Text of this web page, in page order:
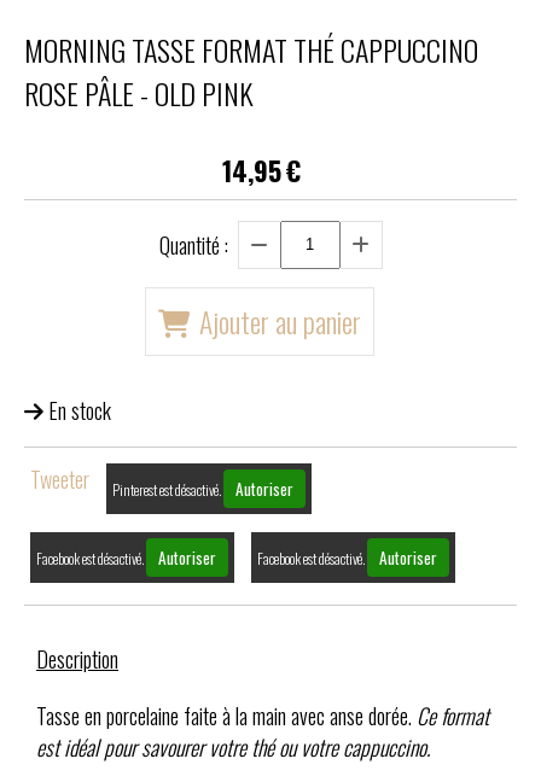
MORNING TASSE FORMAT THÉ CAPPUCCINO
ROSE PÂLE - OLD PINK
14,95€
Quantité :
Ajouter au panier
En stock
Tweeter Pinterest est désactivé. Autoriser
Facebook est désactivé. Autoriser Facebook est désactivé. Autoriser
Description
Tasse en porcelaine faite à la main avec anse dorée. Ce format
est idéal pour savourer votre thé ou votre cappuccino.